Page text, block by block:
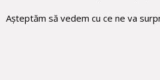
Așteptăm să vedem cu ce ne va